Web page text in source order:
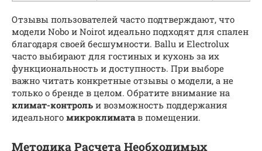
Отзывы пользователей часто подтверждают, что
модели Nobo и Noirot идеально подходят для спален
благодаря своей бесшумности. Ballu и Electrolux
часто выбирают для гостиных и кухонь за их
функциональность и доступность. При выборе
важно читать конкретные отзывы о модели, а не
только о бренде в целом. Обратите внимание на
климат-контроль и возможность поддержания
идеального микроклимата в помещении.
Методика Расчета Необходимых